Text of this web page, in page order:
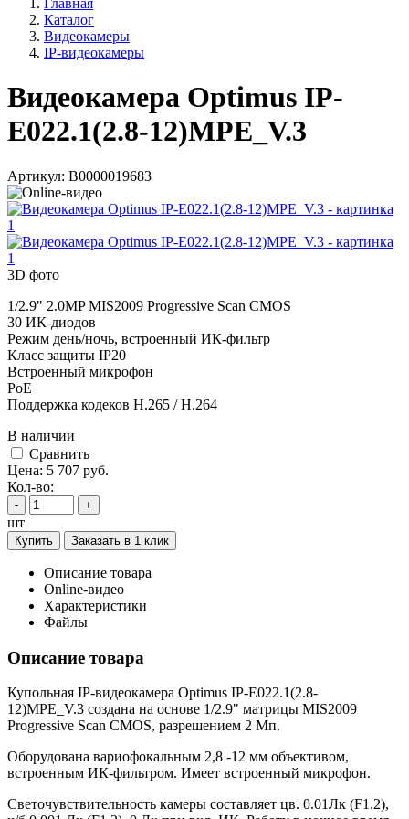
Главная
Каталог
Видеокамеры
IP-видеокамеры
Видеокамера Optimus IP-
E022.1(2.8-12)MPE_V.3
Артикул: В0000019683
3D фото
1/2.9" 2.0MP MIS2009 Progressive Scan CMOS
30 ИК-диодов
Режим день/ночь, встроенный ИК-фильтр
Класс защиты IP20
Встроенный микрофон
PoE
Поддержка кодеков H.265 / H.264
В наличии
Cравнить
Цена: 5 707 руб.
Кол-во:
- +
шт
Купить Заказать в 1 клик
Описание товара
Online-видео
Характеристики
Файлы
Описание товара
Купольная IP-видеокамера Optimus IP-E022.1(2.8-
12)MPE_V.3 создана на основе 1/2.9" матрицы MIS2009
Progressive Scan CMOS, разрешением 2 Мп.
Оборудована вариофокальным 2,8 -12 мм объективом,
встроенным ИК-фильтром. Имеет встроенный микрофон.
Светочувствительность камеры составляет цв. 0.01Лк (F1.2),